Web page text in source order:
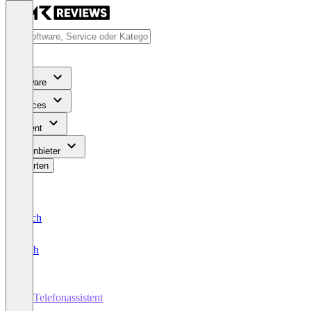
Software
Services
Content
Für Anbieter
Bewerten
Deutsch
English
KI-Telefonassistent